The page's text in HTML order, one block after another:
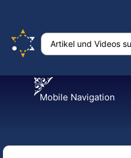
Mobile Navigation